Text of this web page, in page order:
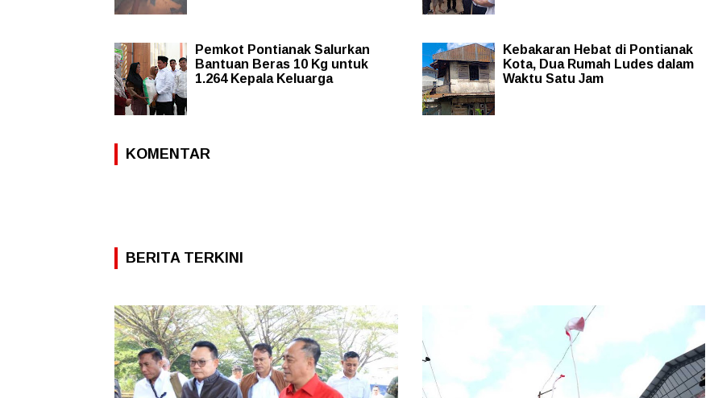
Pemkot Pontianak Salurkan
Bantuan Beras 10 Kg untuk
1.264 Kepala Keluarga
Kebakaran Hebat di Pontianak
Kota, Dua Rumah Ludes dalam
Waktu Satu Jam
KOMENTAR
BERITA TERKINI